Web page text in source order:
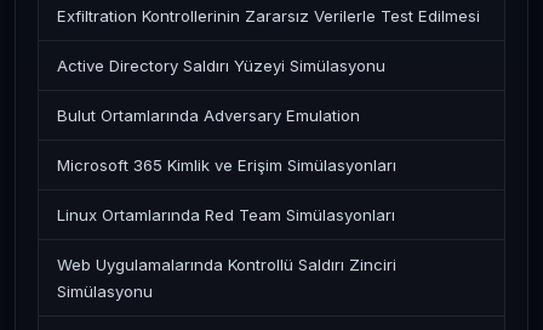
Exfiltration Kontrollerinin Zararsız Verilerle Test Edilmesi
Active Directory Saldırı Yüzeyi Simülasyonu
Bulut Ortamlarında Adversary Emulation
Microsoft 365 Kimlik ve Erişim Simülasyonları
Linux Ortamlarında Red Team Simülasyonları
Web Uygulamalarında Kontrollü Saldırı Zinciri
Simülasyonu